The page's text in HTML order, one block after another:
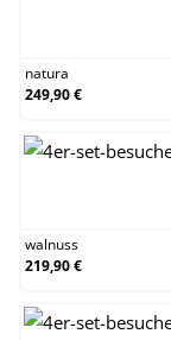
natura
249,90 €
walnuss
219,90 €